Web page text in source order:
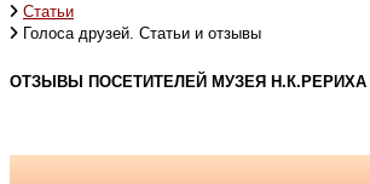
Статьи
Голоса друзей. Статьи и отзывы
ОТЗЫВЫ ПОСЕТИТЕЛЕЙ МУЗЕЯ Н.К.РЕРИХА